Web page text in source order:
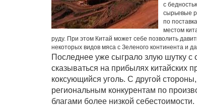
с
сырьевые
по
местом
руду. При этом Китай может себе позволить
некоторых видов мяса с Зеленого континента и
Последнее уже сыграло злую шутку с
сказываться на прибылях китайских
коксующийся уголь. С другой
региональным конкурентам по
благами более низкой себестоимости.